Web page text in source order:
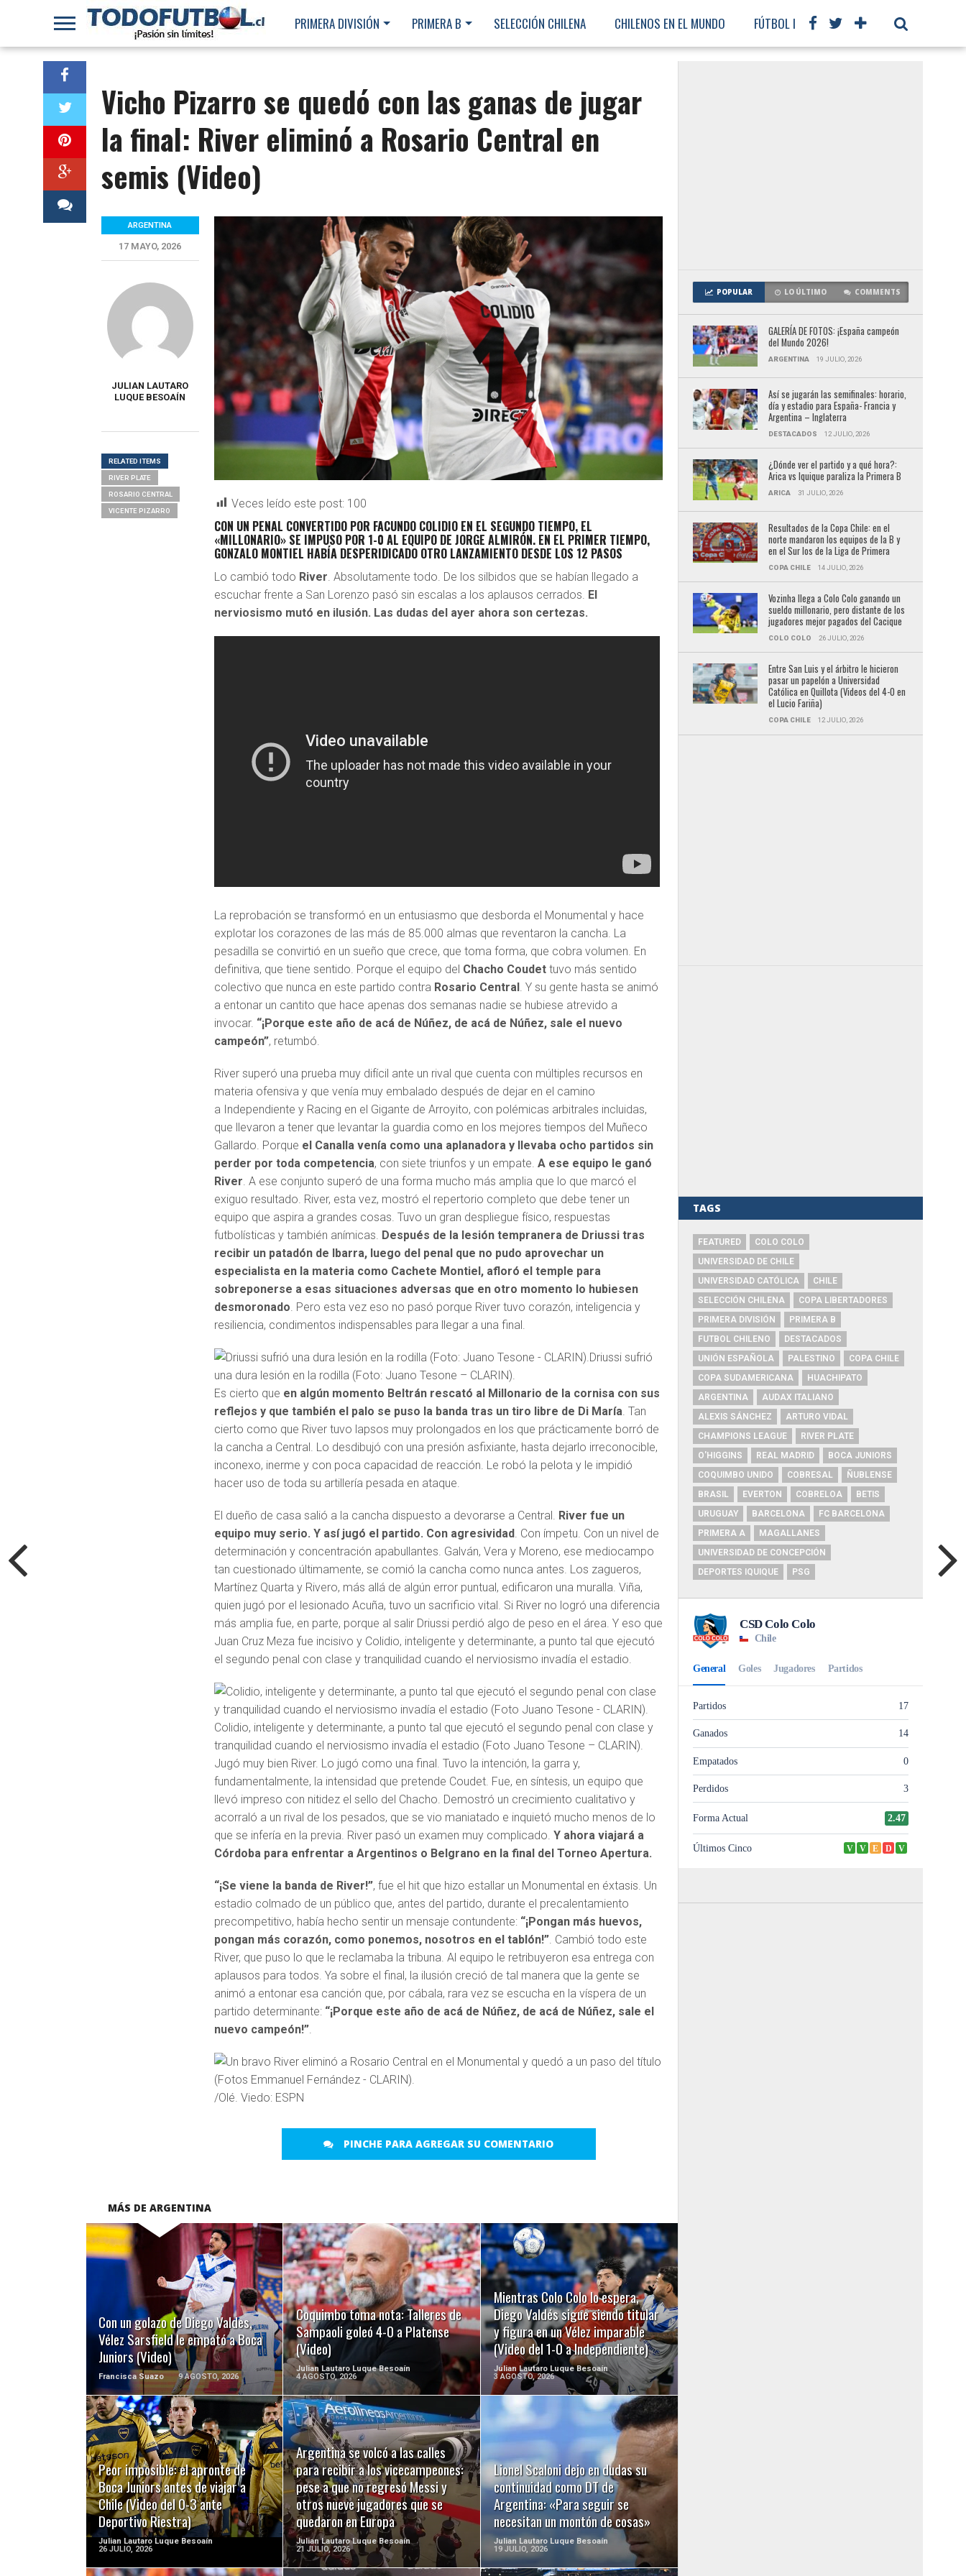
PRIMERA DIVISIÓN PRIMERA B SELECCIÓN CHILENA CHILENOS EN EL MUNDO FÚTBOL INTERNACIONAL
Vicho Pizarro se quedó con las ganas de jugar
la final: River eliminó a Rosario Central en
semis (Video)
Veces leído este post: 100
CON UN PENAL CONVERTIDO POR FACUNDO COLIDIO EN EL SEGUNDO TIEMPO, EL
«MILLONARIO» SE IMPUSO POR 1-0 AL EQUIPO DE JORGE ALMIRÓN. EN EL PRIMER TIEMPO,
GONZALO MONTIEL HABÍA DESPERIDICADO OTRO LANZAMIENTO DESDE LOS 12 PASOS
Lo cambió todo River . Absolutamente todo. De los silbidos que se habían llegado a
escuchar frente a San Lorenzo pasó sin escalas a los aplausos cerrados. El
nerviosismo mutó en ilusión. Las dudas del ayer ahora son certezas.
La reprobación se transformó en un entusiasmo que desborda el Monumental y hace
explotar los corazones de las más de 85.000 almas que reventaron la cancha. La
pesadilla se convirtió en un sueño que crece, que toma forma, que cobra volumen. En
definitiva, que tiene sentido. Porque el equipo del Chacho Coudet tuvo más sentido
colectivo que nunca en este partido contra Rosario Central . Y su gente hasta se animó
a entonar un cantito que hace apenas dos semanas nadie se hubiese atrevido a
invocar. “¡Porque este año de acá de Núñez, de acá de Núñez, sale el nuevo
campeón”, retumbó.
River superó una prueba muy difícil ante un rival que cuenta con múltiples recursos en
materia ofensiva y que venía muy embalado después de dejar en el camino
a Independiente y Racing en el Gigante de Arroyito, con polémicas arbitrales incluidas,
que llevaron a tener que levantar la guardia como en los mejores tiempos del Muñeco
Gallardo. Porque el Canalla venía como una aplanadora y llevaba ocho partidos sin
perder por toda competencia, con siete triunfos y un empate.A ese equipo le ganó
River . A ese conjunto superó de una forma mucho más amplia que lo que marcó el
exiguo resultado. River, esta vez, mostró el repertorio completo que debe tener un
equipo que aspira a grandes cosas. Tuvo un gran despliegue físico, respuestas
futbolísticas y también anímicas. Después de la lesión tempranera de Driussi tras
recibir un patadón de Ibarra, luego del penal que no pudo aprovechar un
especialista en la materia como Cachete Montiel, afloró el temple para
sobreponerse a esas situaciones adversas que en otro momento lo hubiesen
desmoronado . Pero esta vez eso no pasó porque River tuvo corazón, inteligencia y
resiliencia, condimentos indispensables para llegar a una final.
Driussi sufrió
una dura lesión en la rodilla (Foto: Juano Tesone – CLARIN).
Es cierto que en algún momento Beltrán rescató al Millonario de la cornisa con sus
reflejos y que también el palo se puso la banda tras un tiro libre de Di María . Tan
cierto como que River tuvo lapsos muy prolongados en los que prácticamente borró de
la cancha a Central. Lo desdibujó con una presión asfixiante, hasta dejarlo irreconocible,
inconexo, inerme y con poca capacidad de reacción. Le robó la pelota y le impidió
hacer uso de toda su artillería pesada en ataque.
El dueño de casa salió a la cancha dispuesto a devorarse a Central. River fue un
equipo muy serio. Y así jugó el partido. Con agresividad . Con ímpetu. Con un nivel de
determinación y concentración apabullantes. Galván, Vera y Moreno, ese mediocampo
tan cuestionado últimamente, se comió la cancha como nunca antes. Los zagueros,
Martínez Quarta y Rivero, más allá de algún error puntual, edificaron una muralla. Viña,
quien jugó por el lesionado Acuña, tuvo un sacrificio vital. Si River no logró una diferencia
más amplia fue, en parte, porque al salir Driussi perdió algo de peso en el área. Y eso que
Juan Cruz Meza fue incisivo y Colidio, inteligente y determinante, a punto tal que ejecutó
el segundo penal con clase y tranquilidad cuando el nerviosismo invadía el estadio.
Colidio, inteligente y determinante, a punto tal que ejecutó el segundo penal con clase y
tranquilidad cuando el nerviosismo invadía el estadio (Foto Juano Tesone – CLARIN).
Jugó muy bien River. Lo jugó como una final. Tuvo la intención, la garra y,
fundamentalmente, la intensidad que pretende Coudet. Fue, en síntesis, un equipo que
llevó impreso con nitidez el sello del Chacho. Demostró un crecimiento cualitativo y
acorraló a un rival de los pesados, que se vio maniatado e inquietó mucho menos de lo
que se infería en la previa. River pasó un examen muy complicado.Y ahora viajará a
Córdoba para enfrentar a Argentinos o Belgrano en la final del Torneo Apertura.
“¡Se viene la banda de River!”, fue el hit que hizo estallar un Monumental en éxtasis. Un
estadio colmado de un público que, antes del partido, durante el precalentamiento
precompetitivo, había hecho sentir un mensaje contundente: “¡Pongan más huevos,
pongan más corazón, como ponemos, nosotros en el tablón!” . Cambió todo este
River, que puso lo que le reclamaba la tribuna. Al equipo le retribuyeron esa entrega con
aplausos para todos. Ya sobre el final, la ilusión creció de tal manera que la gente se
animó a entonar esa canción que, por cábala, rara vez se escucha en la víspera de un
partido determinante: “¡Porque este año de acá de Núñez, de acá de Núñez, sale el
nuevo campeón!”
/Olé. Viedo: ESPN
PINCHE PARA AGREGAR SU COMENTARIO
ARGENTINA
17 MAYO, 2026
JULIAN LAUTARO
LUQUE BESOAÍN
RELATED ITEMS
RIVER PLATE
ROSARIO CENTRAL
VICENTE PIZARRO
MÁS DE ARGENTINA
Con un golazo de Diego Valdes,
Vélez Sarsfield le empató a Boca
Juniors (Video)
Francisca Suazo 9 AGOSTO, 2026
LEER MÁS
Coquimbo toma nota: Talleres de
Sampaoli goleó 4-0 a Platense
(Video)
Julian Lautaro Luque Besoaín
4 AGOSTO, 2026
LEER MÁS
Mientras Colo Colo lo espera,
Diego Valdés sigue siendo titular
y figura en un Vélez imparable
(Video del 1-0 a Independiente)
Julian Lautaro Luque Besoaín
3 AGOSTO, 2026
LEER MÁS
Peor imposible: el apronte de
Boca Juniors antes de viajar a
Chile (Video del 0-3 ante
Deportivo Riestra)
Julian Lautaro Luque Besoaín
26 JULIO, 2026
LEER MÁS
Argentina se volcó a las calles
para recibir a los vicecampeones:
pese a que no regresó Messi y
otros nueve jugadores que se
quedaron en Europa
Julian Lautaro Luque Besoaín
21 JULIO, 2026
LEER MÁS
Lionel Scaloni dejo en dudas su
continuidad como DT de
Argentina: «Para seguir se
necesitan un montón de cosas»
Julian Lautaro Luque Besoaín
19 JULIO, 2026
LEER MÁS
POPULAR LO ÚLTIMO COMMENTS
GALERÍA DE FOTOS: ¡España campeón
del Mundo 2026!
ARGENTINA 19 JULIO, 2026
Así se jugarán las semifinales: horario,
día y estadio para España- Francia y
Argentina – Inglaterra
DESTACADOS 12 JULIO, 2026
¿Dónde ver el partido y a qué hora?:
Arica vs Iquique paraliza la Primera B
ARICA 31 JULIO, 2026
Resultados de la Copa Chile: en el
norte mandaron los equipos de la B y
en el Sur los de la Liga de Primera
COPA CHILE 14 JULIO, 2026
Vozinha llega a Colo Colo ganando un
sueldo millonario, pero distante de los
jugadores mejor pagados del Cacique
COLO COLO 26 JULIO, 2026
Entre San Luis y el árbitro le hicieron
pasar un papelón a Universidad
Católica en Quillota (Videos del 4-0 en
el Lucio Fariña)
COPA CHILE 12 JULIO, 2026
TAGS
FEATURED
COLO COLO
UNIVERSIDAD DE CHILE
UNIVERSIDAD CATÓLICA
CHILE
SELECCIÓN CHILENA
COPA LIBERTADORES
PRIMERA DIVISIÓN
PRIMERA B
FUTBOL CHILENO
DESTACADOS
UNIÓN ESPAÑOLA
PALESTINO
COPA CHILE
COPA SUDAMERICANA
HUACHIPATO
ARGENTINA
AUDAX ITALIANO
ALEXIS SÁNCHEZ
ARTURO VIDAL
CHAMPIONS LEAGUE
RIVER PLATE
O'HIGGINS
REAL MADRID
BOCA JUNIORS
COQUIMBO UNIDO
COBRESAL
ÑUBLENSE
BRASIL
EVERTON COBRELOA
BETIS
URUGUAY
BARCELONA
FC BARCELONA
PRIMERA A
MAGALLANES
UNIVERSIDAD DE CONCEPCIÓN
DEPORTES IQUIQUE
PSG